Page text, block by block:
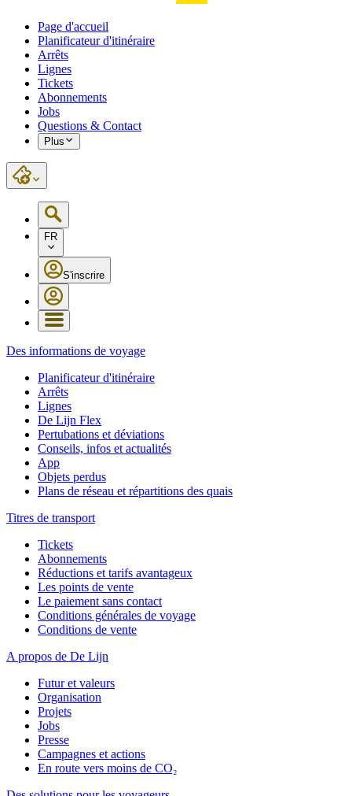
Page d'accueil
Planificateur d'itinéraire
Arrêts
Lignes
Tickets
Abonnements
Jobs
Questions & Contact
Plus
FR
S'inscrire
Des informations de voyage
Planificateur d'itinéraire
Arrêts
Lignes
De Lijn Flex
Pertubations et déviations
Conseils, infos et actualités
App
Objets perdus
Plans de réseau et répartitions des quais
Titres de transport
Tickets
Abonnements
Réductions et tarifs avantageux
Les points de vente
Le paiement sans contact
Conditions générales de voyage
Conditions de vente
A propos de De Lijn
Futur et valeurs
Organisation
Projets
Jobs
Presse
Campagnes et actions
En route vers moins de CO₂